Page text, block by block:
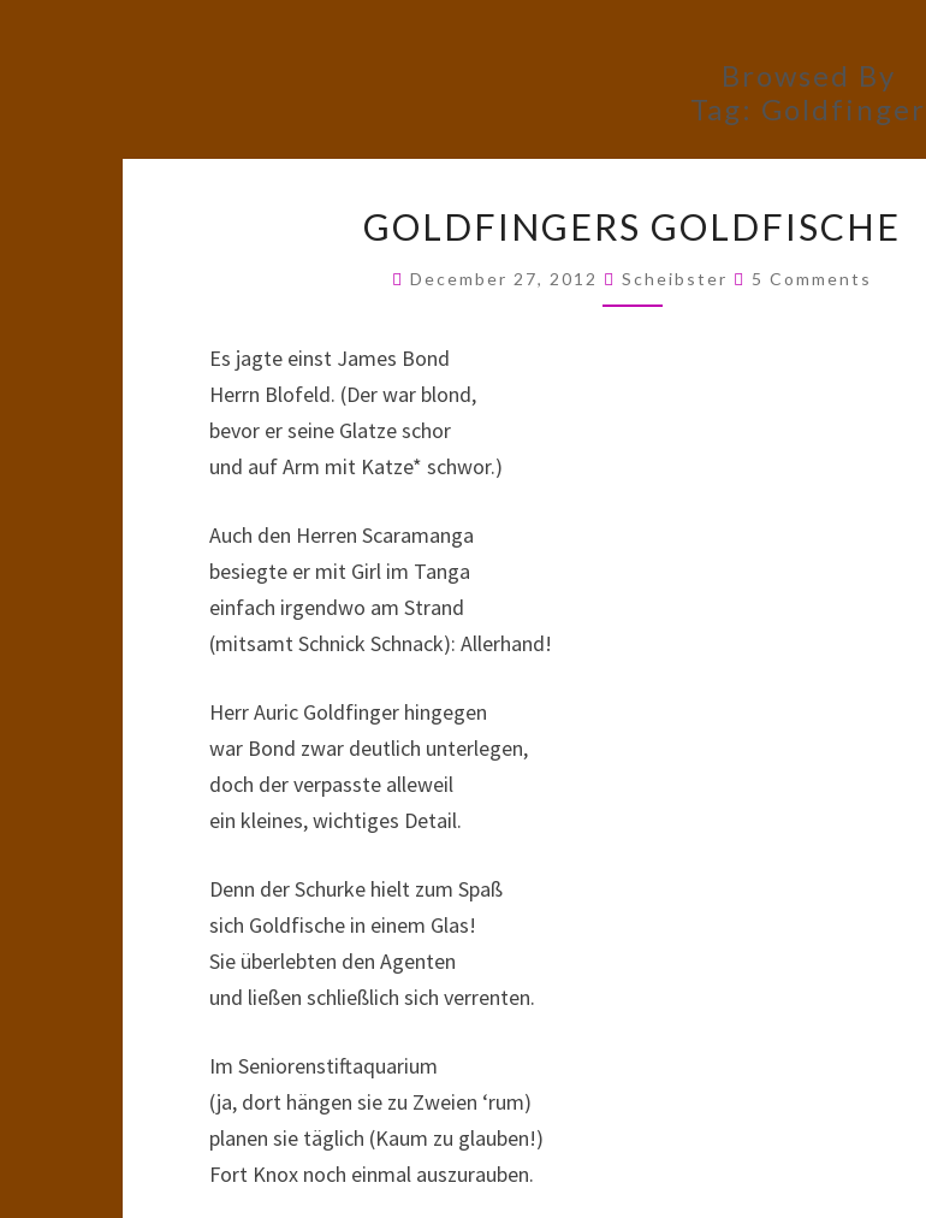
Browsed By
Tag: Goldfinger
GOLDFISCHE
GOLDFINGERS GOLDFISCHE
December 27, 2012 Scheibster Comments
5 Comments
Es jagte einst James Bond
Herrn Blofeld. (Der war blond,
bevor er seine Glatze schor
und auf Arm mit Katze* schwor.)
Auch den Herren Scaramanga
besiegte er mit Girl im Tanga
einfach irgendwo am Strand
(mitsamt Schnick Schnack): Allerhand!
Herr Auric Goldfinger hingegen
war Bond zwar deutlich unterlegen,
doch der verpasste alleweil
ein kleines, wichtiges Detail.
Denn der Schurke hielt zum Spaß
sich Goldfische in einem Glas!
Sie überlebten den Agenten
und ließen schließlich sich verrenten.
Im Seniorenstiftaquarium
(ja, dort hängen sie zu Zweien ‘rum)
planen sie täglich (Kaum zu glauben!)
Fort Knox noch einmal auszurauben.